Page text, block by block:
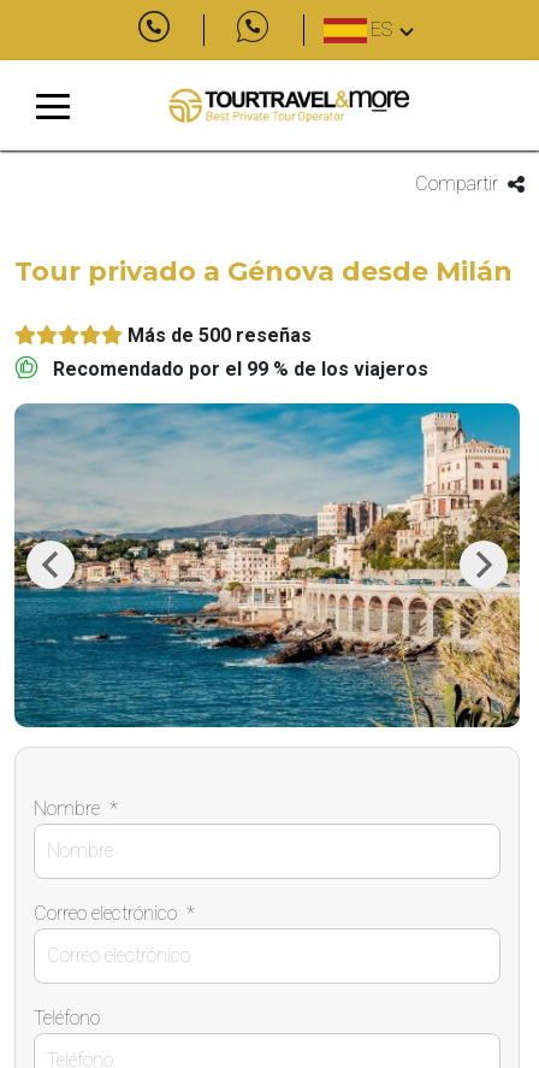
ES
Compartir
Tour privado a Génova desde Milán
Más de 500 reseñas
Recomendado por el 99 % de los viajeros
Previous Next
Nombre *
Correo electrónico *
Teléfono